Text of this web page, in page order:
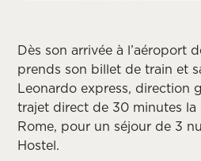
Dès son arrivée à l’aéroport
prends son billet de train et
Leonardo express, direction
trajet direct de 30 minutes la
Rome, pour un séjour de 3
Hostel.